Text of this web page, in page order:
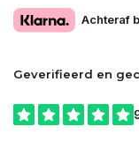
Achteraf
Geverifieerd en